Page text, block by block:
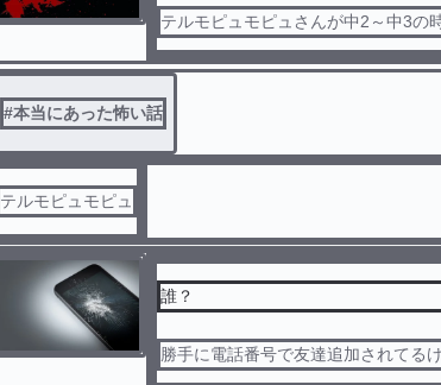
テルモピュモピュさんが中2～中3の
#本当にあった怖い話
テルモピュモピュ
誰？
勝手に電話番号で友達追加されてる